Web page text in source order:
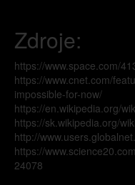
Zdroje:
https://www.space.com/
https://www.cnet.com/
impossible-for-now/
https://en.wikipedia.org/
https://sk.wikipedia.org/
http://
https://
24078